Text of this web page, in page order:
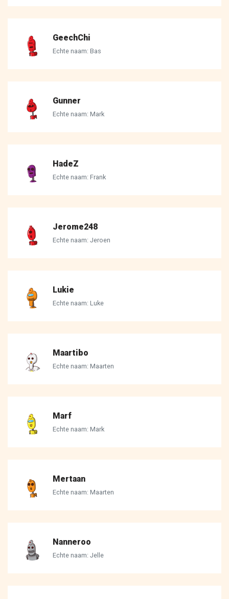
GeechChi
Echte naam: Bas
Gunner
Echte naam: Mark
HadeZ
Echte naam: Frank
Jerome248
Echte naam: Jeroen
Lukie
Echte naam: Luke
Maartibo
Echte naam: Maarten
Marf
Echte naam: Mark
Mertaan
Echte naam: Maarten
Nanneroo
Echte naam: Jelle